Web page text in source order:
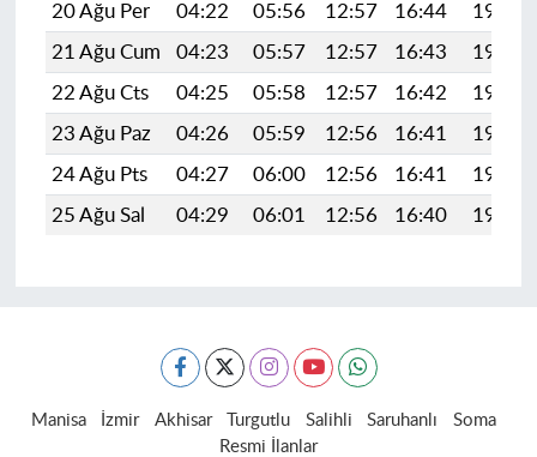
20 Ağu Per
04:22 05:56 12:57 16:44
19:48
21 Ağu Cum
04:23 05:57 12:57 16:43
19:46
22 Ağu Cts
04:25 05:58 12:57 16:42
19:45
23 Ağu Paz
04:26 05:59 12:56 16:41
19:43
24 Ağu Pts
04:27 06:00 12:56 16:41
19:42
25 Ağu Sal
04:29 06:01 12:56 16:40 19:40
Manisa İzmir Akhisar Turgutlu Salihli Saruhanlı
Soma
Resmi İlanlar